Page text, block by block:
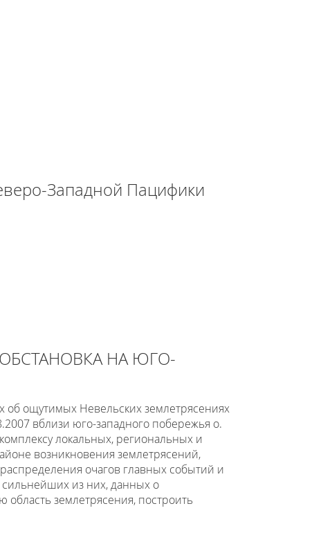
Западной Пацифики
НА ЮГО-
об ощутимых Невельских землетрясениях
вблизи юго-западного побережья о.
локальных, региональных и
возникновения землетрясений,
очагов главных событий и
из них, данных о
землетрясения, построить